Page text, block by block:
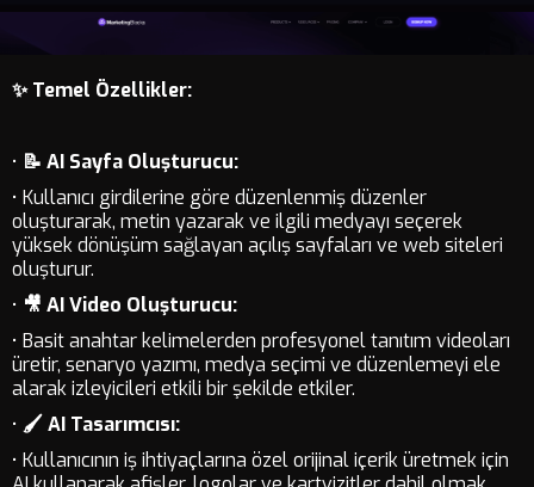
✨ Temel Özellikler:
• 📝 AI Sayfa Oluşturucu:
• Kullanıcı girdilerine göre düzenlenmiş düzenler
oluşturarak, metin yazarak ve ilgili medyayı seçerek
yüksek dönüşüm sağlayan açılış sayfaları ve web siteleri
oluşturur.
• 🎥 AI Video Oluşturucu:
• Basit anahtar kelimelerden profesyonel tanıtım videoları
üretir, senaryo yazımı, medya seçimi ve düzenlemeyi ele
alarak izleyicileri etkili bir şekilde etkiler.
• 🖌️ AI Tasarımcısı:
• Kullanıcının iş ihtiyaçlarına özel orijinal içerik üretmek için